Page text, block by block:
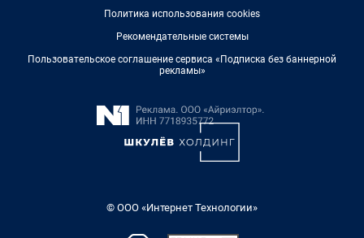
Политика использования cookies
Рекомендательные системы
Пользовательское соглашение сервиса «Подписка без баннерной
рекламы»
© ООО «Интернет Технологии»